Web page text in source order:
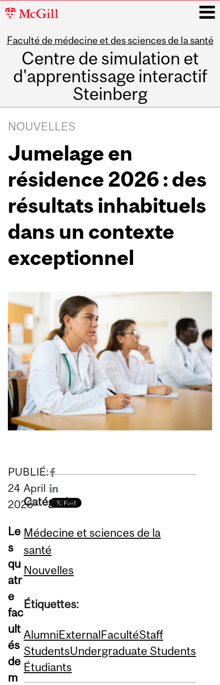
McGill
Faculté de médecine et des sciences de la santé
Centre de simulation et
d'apprentissage interactif
Steinberg
navigation
NOUVELLES
Jumelage en
résidence 2026 : des
résultats inhabituels
dans un contexte
exceptionnel
PUBLIÉ:
24 April
2026
Le
s
qu
atr
e
fac
ult
és
de
m
Catégorie:
Médecine et sciences de la
santé
Nouvelles
Étiquettes:
AlumniExternalFacultéStaff
StudentsUndergraduate Students
Étudiants